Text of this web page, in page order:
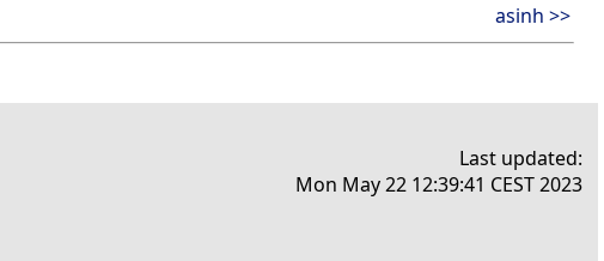
asinh >>
Last updated:
Mon May 22 12:39:41 CEST 2023